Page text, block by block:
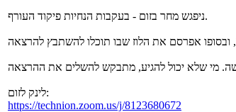
ניפגש מחר בזום - בעקבות הנחיות פיקוד העורף.
לינק לזום:
https://technion.zoom.us/j/8123680672